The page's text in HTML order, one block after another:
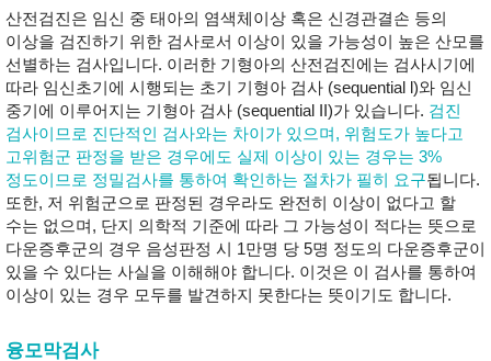
산전검진은 임신 중 태아의 염색체이상 혹은 신경관결손 등의
이상을 검진하기 위한 검사로서 이상이 있을 가능성이 높은 산모를
선별하는 검사입니다. 이러한 기형아의 산전검진에는 검사시기에
따라 임신초기에 시행되는 초기 기형아 검사 (sequential l)와 임신
중기에 이루어지는 기형아 검사 (sequential II)가 있습니다. 검진
검사이므로 진단적인 검사와는 차이가 있으며, 위험도가 높다고
고위험군 판정을 받은 경우에도 실제 이상이 있는 경우는 3%
정도이므로 정밀검사를 통하여 확인하는 절차가 필히 요구됩니다.
또한, 저 위험군으로 판정된 경우라도 완전히 이상이 없다고 할
수는 없으며, 단지 의학적 기준에 따라 그 가능성이 적다는 뜻으로
다운증후군의 경우 음성판정 시 1만명 당 5명 정도의 다운증후군이
있을 수 있다는 사실을 이해해야 합니다. 이것은 이 검사를 통하여
이상이 있는 경우 모두를 발견하지 못한다는 뜻이기도 합니다.
융모막검사